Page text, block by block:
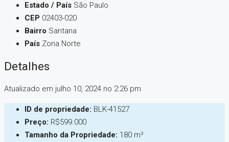
Estado / País São Paulo
CEP 02403-020
Bairro Santana
País Zona Norte
Detalhes
Atualizado em julho 10, 2024 no 2:26 pm
ID de propriedade: BLK-41527
Preço: R$599.000
Tamanho da Propriedade: 180 m²